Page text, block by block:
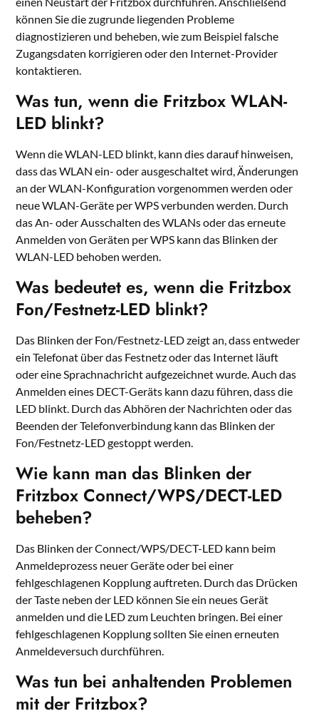
können Sie die zugrunde liegenden Probleme
diagnostizieren und beheben, wie zum Beispiel falsche
Zugangsdaten korrigieren oder den Internet-Provider
kontaktieren.
Was tun, wenn die Fritzbox WLAN-
LED blinkt?
Wenn die WLAN-LED blinkt, kann dies darauf hinweisen,
dass das WLAN ein- oder ausgeschaltet wird, Änderungen
an der WLAN-Konfiguration vorgenommen werden oder
neue WLAN-Geräte per WPS verbunden werden. Durch
das An- oder Ausschalten des WLANs oder das erneute
Anmelden von Geräten per WPS kann das Blinken der
WLAN-LED behoben werden.
Was bedeutet es, wenn die Fritzbox
Fon/Festnetz-LED blinkt?
Das Blinken der Fon/Festnetz-LED zeigt an, dass entweder
ein Telefonat über das Festnetz oder das Internet läuft
oder eine Sprachnachricht aufgezeichnet wurde. Auch das
Anmelden eines DECT-Geräts kann dazu führen, dass die
LED blinkt. Durch das Abhören der Nachrichten oder das
Beenden der Telefonverbindung kann das Blinken der
Fon/Festnetz-LED gestoppt werden.
Wie kann man das Blinken der
Fritzbox Connect/WPS/DECT-LED
beheben?
Das Blinken der Connect/WPS/DECT-LED kann beim
Anmeldeprozess neuer Geräte oder bei einer
fehlgeschlagenen Kopplung auftreten. Durch das Drücken
der Taste neben der LED können Sie ein neues Gerät
anmelden und die LED zum Leuchten bringen. Bei einer
fehlgeschlagenen Kopplung sollten Sie einen erneuten
Anmeldeversuch durchführen.
Was tun bei anhaltenden Problemen
mit der Fritzbox?